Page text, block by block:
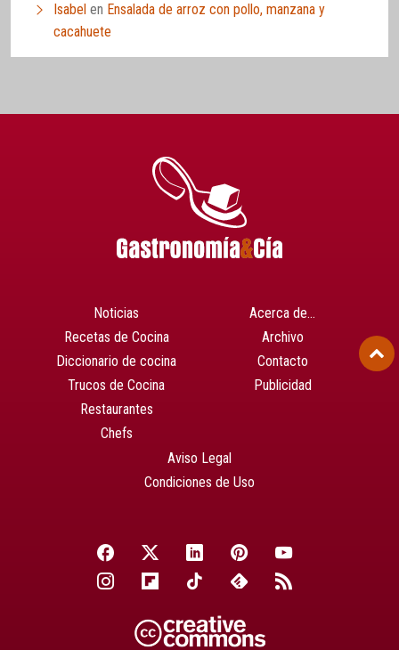
Isabel en Ensalada de arroz con pollo, manzana y
cacahuete
Noticias
Recetas de Cocina
Diccionario de cocina
Trucos de Cocina
Restaurantes
Chefs
Acerca de…
Archivo
Contacto
Publicidad
Aviso Legal
Condiciones de Uso